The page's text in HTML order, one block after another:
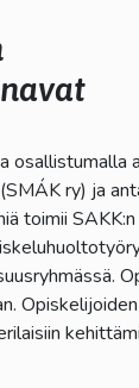
osallistumalla
ry) ja
toimii SAKK:n